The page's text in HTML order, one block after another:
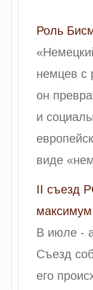
Роль
немцев с
он
и
виде
II съезд
максимум
В июле -
Съезд
его